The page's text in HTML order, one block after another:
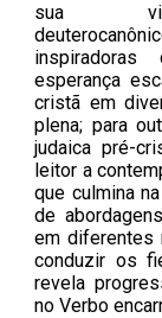
sua
esperança
cristã em
plena; para
judaica pré-
leitor a
que culmina
de
em diferentes
conduzir os
revela
no Verbo